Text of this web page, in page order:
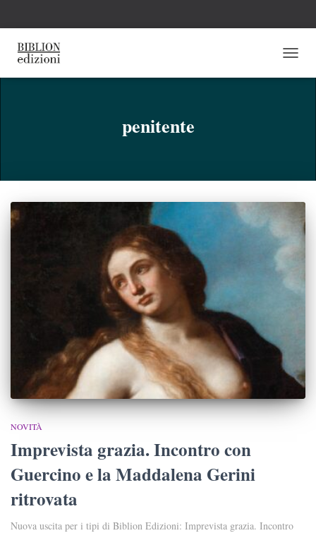
penitente
NOVITÀ
Imprevista grazia. Incontro con
Guercino e la Maddalena Gerini
ritrovata
Nuova uscita per i tipi di Biblion Edizioni: Imprevista grazia. Incontro